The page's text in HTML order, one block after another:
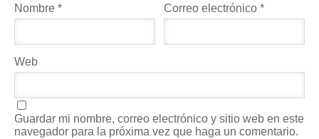
Nombre * Correo electrónico*
Web
Guardar mi nombre, correo electrónico y sitio web en este
navegador para la próxima vez que haga un comentario.